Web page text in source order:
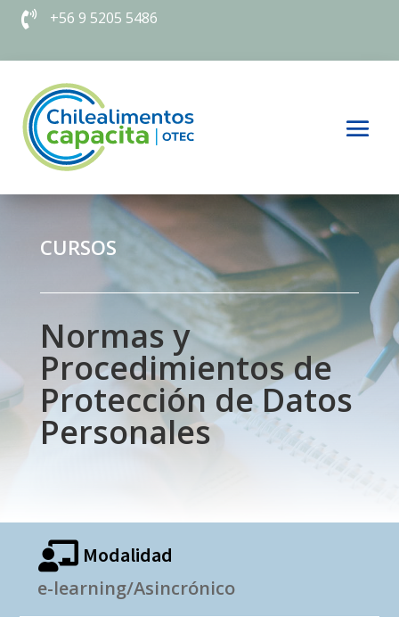
 +56 9 5205 5486
CURSOS
Normas y
Procedimientos de
Protección de Datos
Personales
 Modalidad
e-learning/Asincrónico